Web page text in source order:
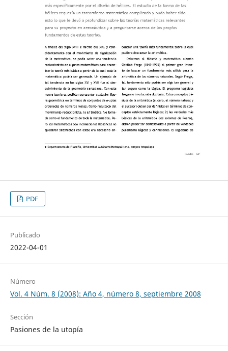
PDF
Publicado
2022-04-01
Número
Vol. 4 Núm. 8 (2008): Año 4, número 8, septiembre 2008
Sección
Pasiones de la utopía